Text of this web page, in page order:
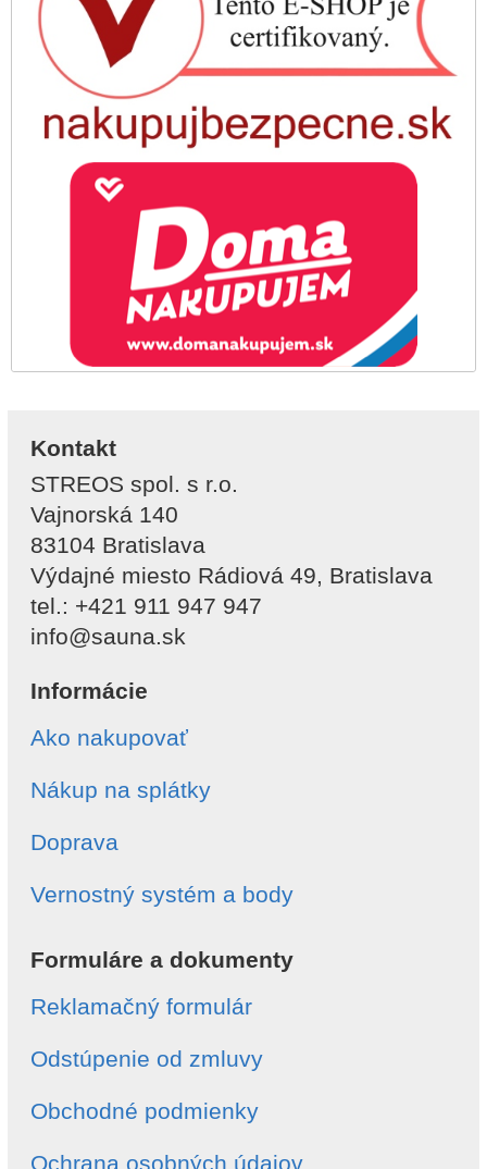
Kontakt
STREOS spol. s r.o.
Vajnorská 140
83104 Bratislava
Výdajné miesto Rádiová 49, Bratislava
tel.: +421 911 947 947
info@sauna.sk
Informácie
Ako nakupovať
Nákup na splátky
Doprava
Vernostný systém a body
Formuláre a dokumenty
Reklamačný formulár
Odstúpenie od zmluvy
Obchodné podmienky
Ochrana osobných údajov